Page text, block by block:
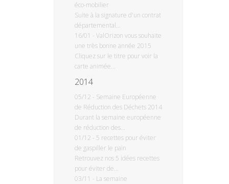
éco-mobilier
Suite à la signature d'un contrat
départemental...
16/01 - ValOrizon vous souhaite
une très bonne année 2015
Cliquez sur le titre pour voir la
carte animée...
2014
05/12 - Semaine Européenne
de Réduction des Déchets 2014
Durant la semaine européenne
de réduction des...
01/12 - 5 recettes pour éviter
de gaspiller le pain
Retrouvez nos 5 idées recettes
pour éviter de...
03/11 - La semaine